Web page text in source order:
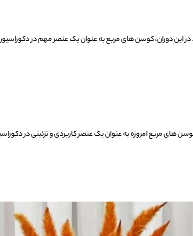
این دوران، کوسن های مربع به عنوان یک عنصر مهم در
مربع امروزه به عنوان یک عنصر کاربردی و تزئینی در